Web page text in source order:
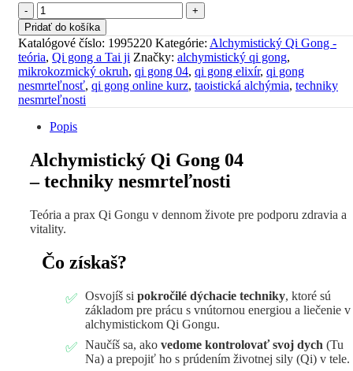
množstvo
Alchymistický
Qi
Gong
04
-
techniky
nesmrteľnosti
Pridať do košíka
Katalógové číslo: 1995220 Kategórie: Alchymistický Qi Gong -
teória, Qi gong a Tai ji Značky: alchymistický qi gong,
mikrokozmický okruh, qi gong 04, qi gong elixír, qi gong
nesmrteľnosť, qi gong online kurz, taoistická alchýmia, techniky
nesmrteľnosti
Popis
Alchymistický Qi Gong 04
– techniky nesmrteľnosti
Teória a prax Qi Gongu v dennom živote pre podporu zdravia a
vitality.
Čo získaš?
Osvojíš si pokročilé dýchacie techniky, ktoré sú
základom pre prácu s vnútornou energiou a liečenie v
alchymistickom Qi Gongu.
Naučíš sa, ako vedome kontrolovať svoj dych (Tu
Na) a prepojiť ho s prúdením životnej sily (Qi) v tele.